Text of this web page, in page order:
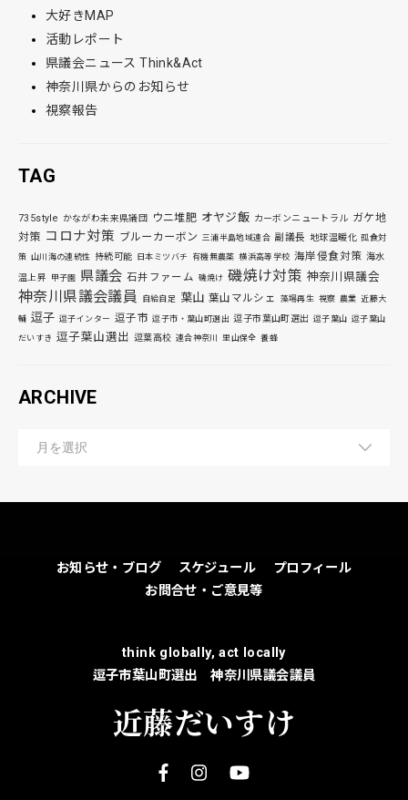
大好きMAP
活動レポート
県議会ニュース Think&Act
神奈川県からのお知らせ
視察報告
TAG
735style かながわ未来県議団 ウニ堆肥 オヤジ飯 カーボンニュートラル ガケ地
対策 コロナ対策 ブルーカーボン 三浦半島地域連合 副議長 地球温暖化 孤食対
策 山川海の連続性 持続可能 日本ミツバチ 有機無農薬 横浜高等学校 海岸侵食対策 海水
温上昇 甲子園 県議会 石井ファーム 磯焼け 磯焼け対策 神奈川県議会
神奈川県議会議員 自給自足 葉山 葉山マルシェ 藻場再生 視察 農業 近藤大
輔 逗子 逗子インター 逗子市 逗子市・葉山町選出 逗子市葉山町選出 逗子葉山 逗子葉山
だいすき 逗子葉山選出 逗葉高校 連合神奈川 里山保全 養蜂
ARCHIVE
お知らせ・ブログ スケジュール
プロフィール
お問合せ・ご意見等
think globally, act locally
逗子市葉山町選出 神奈川県議会議員
近藤だいすけ